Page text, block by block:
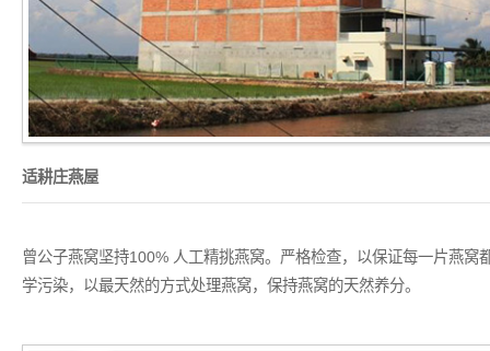
适耕庄燕屋
曾公子燕窝坚持100% 人工精挑燕窝。严格检查，以保证每一片燕窝
学污染，以最天然的方式处理燕窝，保持燕窝的天然养分。